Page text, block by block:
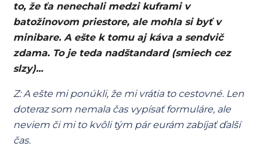
to, že ťa nenechali medzi kuframi v
batožinovom priestore, ale mohla si byť v
minibare. A ešte k tomu aj káva a sendvič
zdama. To je teda nadštandard (smiech cez
slzy)...
Z: A ešte mi ponúkli, že mi vrátia to cestovné. Len
doteraz som nemala čas vypísať formuláre, ale
neviem či mi to kvôli tým pár eurám zabíjať ďalší
čas.